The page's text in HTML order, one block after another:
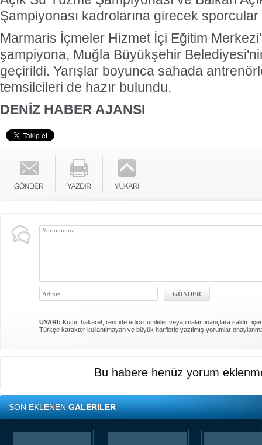
Şampiyonası kadrolarına girecek
Marmaris İçmeler Hizmet İçi Eğitim
şampiyona, Muğla Büyükşehir
geçirildi. Yarışlar boyunca sahada
temsilcileri de hazır bulundu.
DENİZ HABER AJANSI
UYARI: Küfür, hakaret, rencide edici cümleler veya imalar, inançlara saldırı
Türkçe karakter kullanılmayan ve büyük harflerle yazılmış yorumlar
Bu habere henüz yorum
SON EKLENENGALERİLER